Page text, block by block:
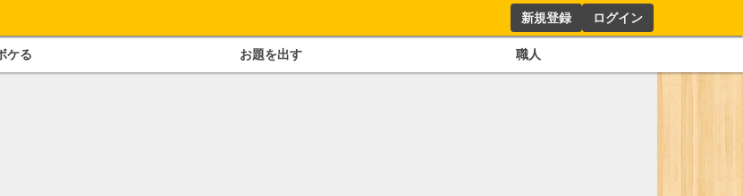
新規登録 ログイン
ケる お題を出す 職人